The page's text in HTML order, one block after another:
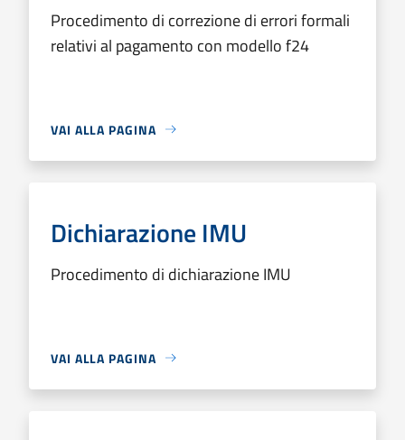
Procedimento di correzione di errori formali
relativi al pagamento con modello f24
VAI ALLA PAGINA
Dichiarazione IMU
Procedimento di dichiarazione IMU
VAI ALLA PAGINA